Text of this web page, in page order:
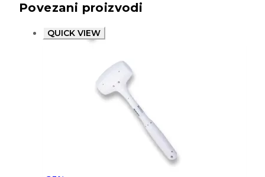
Povezani proizvodi
QUICK VIEW